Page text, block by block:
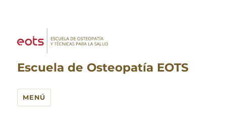
Escuela de Osteopatía EOTS
MENÚ